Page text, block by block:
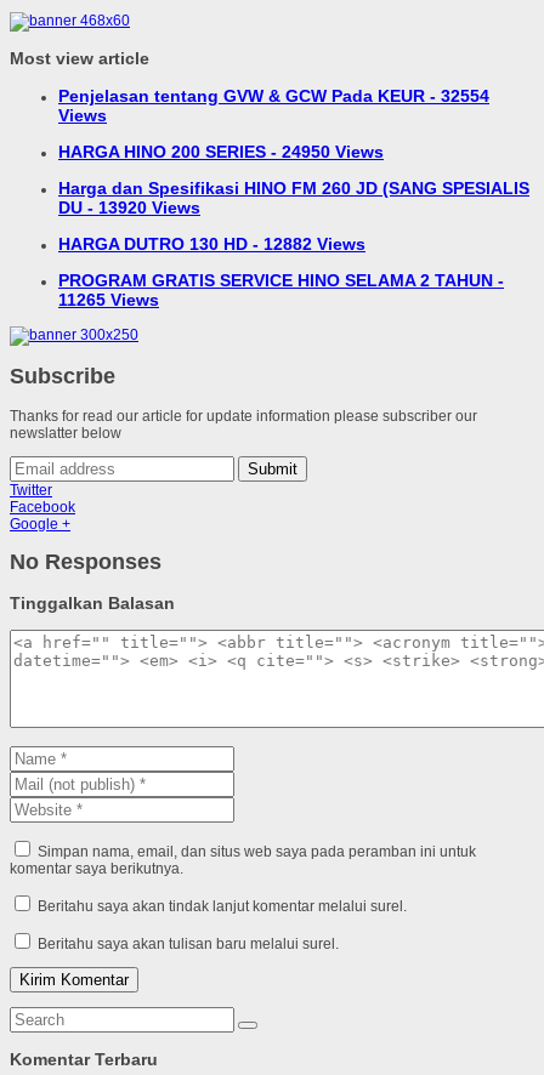
Most view article
Penjelasan tentang GVW & GCW Pada KEUR - 32554
Views
HARGA HINO 200 SERIES - 24950 Views
Harga dan Spesifikasi HINO FM 260 JD (SANG SPESIALIS
DU - 13920 Views
HARGA DUTRO 130 HD - 12882 Views
PROGRAM GRATIS SERVICE HINO SELAMA 2 TAHUN -
11265 Views
Subscribe
Thanks for read our article for update information please subscriber our
newslatter below
Submit
Twitter
Facebook
Google +
No Responses
Tinggalkan Balasan
Simpan nama, email, dan situs web saya pada peramban ini untuk
komentar saya berikutnya.
Beritahu saya akan tindak lanjut komentar melalui surel.
Beritahu saya akan tulisan baru melalui surel.
Komentar Terbaru